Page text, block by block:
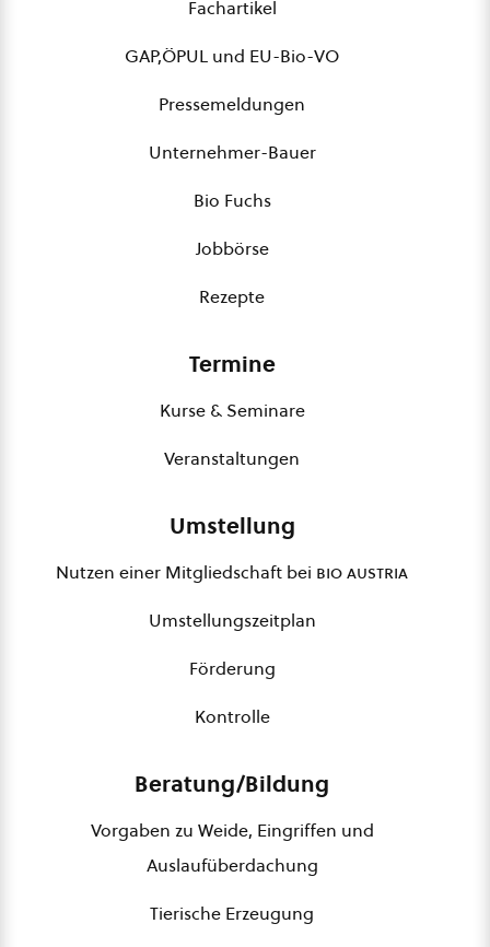
Fachartikel
GAP,ÖPUL und EU-Bio-VO
Pressemeldungen
Unternehmer-Bauer
Bio Fuchs
Jobbörse
Rezepte
Termine
Kurse & Seminare
Veranstaltungen
Umstellung
Nutzen einer Mitgliedschaft bei bio austria
Umstellungszeitplan
Förderung
Kontrolle
Beratung/Bildung
Vorgaben zu Weide, Eingriffen und
Auslaufüberdachung
Tierische Erzeugung